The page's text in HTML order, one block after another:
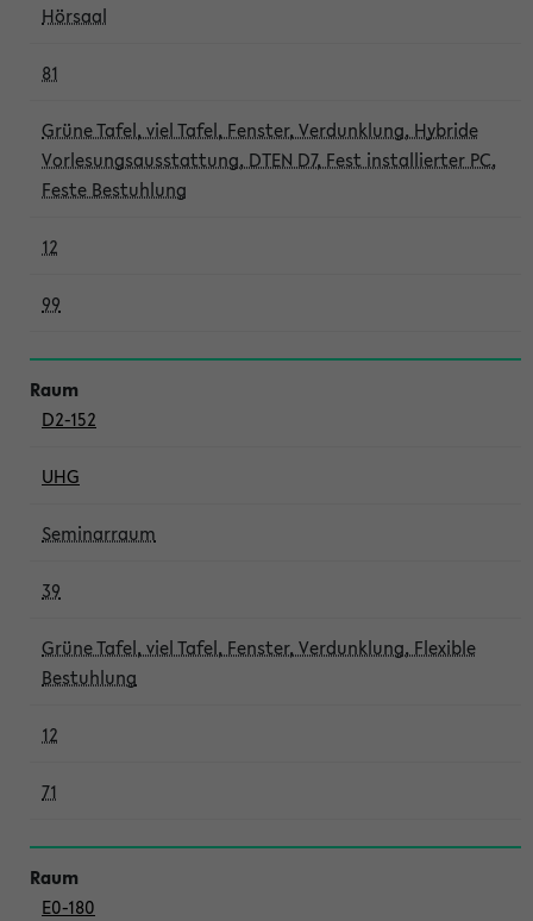
Hörsaal
81
Grüne Tafel, viel Tafel, Fenster, Verdunklung, Hybride
Vorlesungsausstattung, DTEN D7, Fest installierter PC,
Feste Bestuhlung
12
99
D2-152
UHG
Seminarraum
39
Grüne Tafel, viel Tafel, Fenster, Verdunklung, Flexible
Bestuhlung
12
71
E0-180